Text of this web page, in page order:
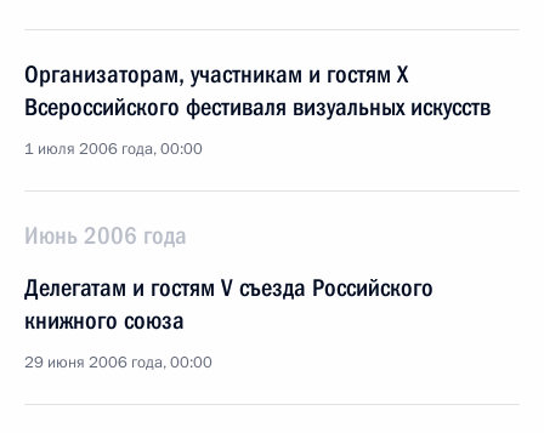
Организаторам, участникам и гостям X
Всероссийского фестиваля визуальных искусств
1 июля 2006 года, 00:00
Июнь 2006 года
Делегатам и гостям V съезда Российского
книжного союза
29 июня 2006 года, 00:00